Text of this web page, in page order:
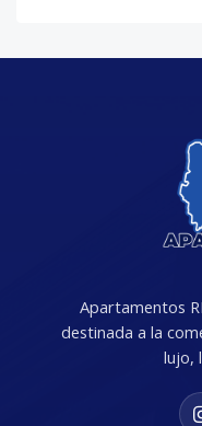
Apartamentos
destinada a la
lujo,